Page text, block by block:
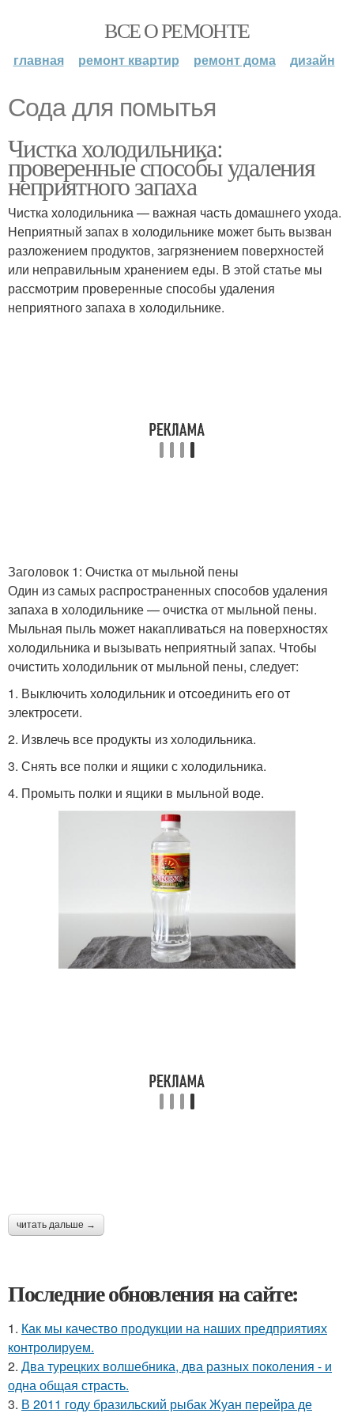
ВСЕ О РЕМОНТЕ
главная ремонт квартир ремонт дома дизайн
Сода для помытья
Чистка холодильника:
проверенные способы удаления
неприятного запаха
Чистка холодильника — важная часть домашнего ухода.
Неприятный запах в холодильнике может быть вызван
разложением продуктов, загрязнением поверхностей
или неправильным хранением еды. В этой статье мы
рассмотрим проверенные способы удаления
неприятного запаха в холодильнике.
Заголовок 1: Очистка от мыльной пены
Один из самых распространенных способов удаления
запаха в холодильнике — очистка от мыльной пены.
Мыльная пыль может накапливаться на поверхностях
холодильника и вызывать неприятный запах. Чтобы
очистить холодильник от мыльной пены, следует:
1. Выключить холодильник и отсоединить его от
электросети.
2. Извлечь все продукты из холодильника.
3. Снять все полки и ящики с холодильника.
4. Промыть полки и ящики в мыльной воде.
читать дальше →
Последние обновления на сайте:
1. Как мы качество продукции на наших предприятиях
контролируем.
2. Два турецких волшебника, два разных поколения - и
одна общая страсть.
3. В 2011 году бразильский рыбак Жуан перейра де